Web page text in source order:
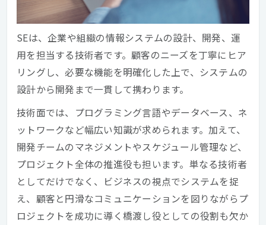
SEは、企業や組織の情報システムの設計、開発、運
用を担当する技術者です。顧客のニーズを丁寧にヒア
リングし、必要な機能を明確化した上で、システムの
設計から開発まで一貫して携わります。
技術面では、プログラミング言語やデータベース、ネ
ットワークなど幅広い知識が求められます。加えて、
開発チームのマネジメントやスケジュール管理など、
プロジェクト全体の推進役も担います。単なる技術者
としてだけでなく、ビジネスの視点でシステムを捉
え、顧客と円滑なコミュニケーションを図りながらプ
ロジェクトを成功に導く橋渡し役としての役割も欠か